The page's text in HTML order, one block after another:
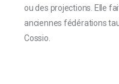
ou des projections. Elle
anciennes fédérations
Cossio.